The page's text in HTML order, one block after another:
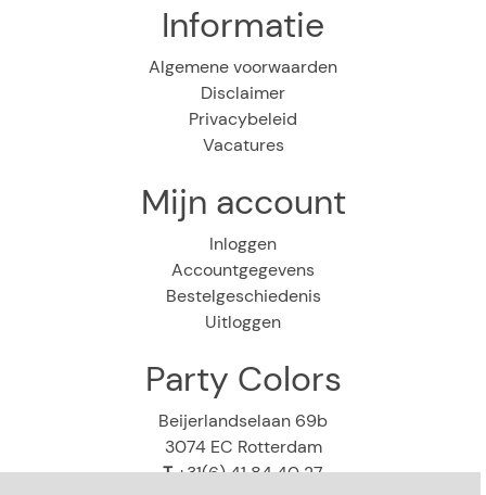
Informatie
Algemene voorwaarden
Disclaimer
Privacybeleid
Vacatures
Mijn account
Inloggen
Accountgegevens
Bestelgeschiedenis
Uitloggen
Party Colors
Beijerlandselaan 69b
3074 EC Rotterdam
T+31(6) 41 84 40 27